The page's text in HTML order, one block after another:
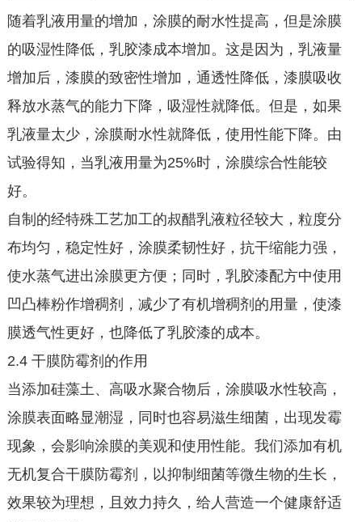
随着乳液用量的增加，涂膜的耐水性提高，但是涂膜
的吸湿性降低，乳胶漆成本增加。这是因为，乳液量
增加后，漆膜的致密性增加，通透性降低，漆膜吸收
释放水蒸气的能力下降，吸湿性就降低。但是，如果
乳液量太少，涂膜耐水性就降低，使用性能下降。由
试验得知，当乳液用量为25%时，涂膜综合性能较
好。
自制的经特殊工艺加工的叔醋乳液粒径较大，粒度分
布均匀，稳定性好，涂膜柔韧性好，抗干缩能力强，
使水蒸气进出涂膜更方便；同时，乳胶漆配方中使用
凹凸棒粉作增稠剂，减少了有机增稠剂的用量，使漆
膜透气性更好，也降低了乳胶漆的成本。
2.4 干膜防霉剂的作用
当添加硅藻土、高吸水聚合物后，涂膜吸水性较高，
涂膜表面略显潮湿，同时也容易滋生细菌，出现发霉
现象，会影响涂膜的美观和使用性能。我们添加有机
无机复合干膜防霉剂，以抑制细菌等微生物的生长，
效果较为理想，且效力持久，给人营造一个健康舒适